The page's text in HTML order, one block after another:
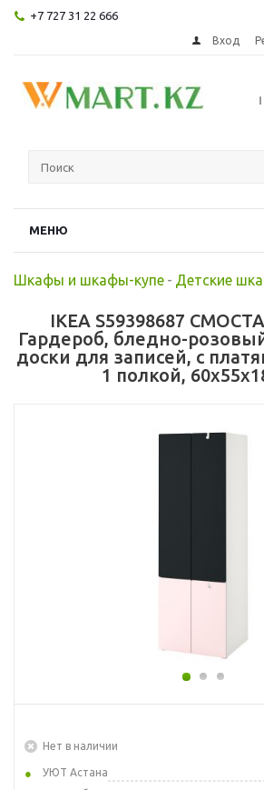
+7 727 31 22 666
Вход
МЕНЮ
Шкафы и шкафы-купе - Детские
IKEA S59398687
Гардероб, бледно-
доски для записей, с
1 полкой,
Нет в наличии
УЮТ Астана